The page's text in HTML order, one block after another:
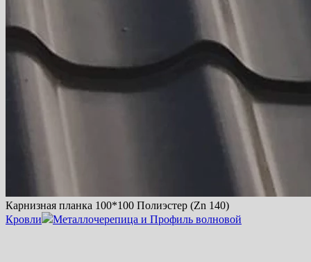
Карнизная планка 100*100 Полиэстер (Zn 140)
Кровли
Металлочерепица и Профиль волновой